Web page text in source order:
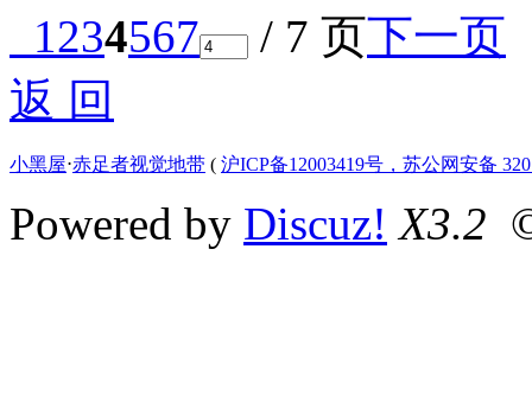
1234567 / 7 页下一页
返 回
小黑屋⋅赤足者视觉地带 ( 沪ICP备12003419号，苏公网安备
Powered by Discuz! X3.2